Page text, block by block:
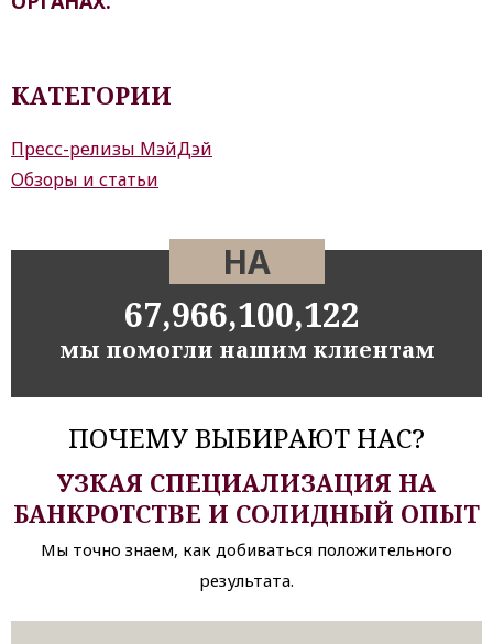
КАТЕГОРИИ
Пресс-релизы МэйДэй
Обзоры и статьи
НА
75,740,283,151
мы помогли нашим клиентам
ПОЧЕМУ ВЫБИРАЮТ НАС?
УЗКАЯ СПЕЦИАЛИЗАЦИЯ НА
БАНКРОТСТВЕ И СОЛИДНЫЙ ОПЫТ
Мы точно знаем, как добиваться положительного
результата.